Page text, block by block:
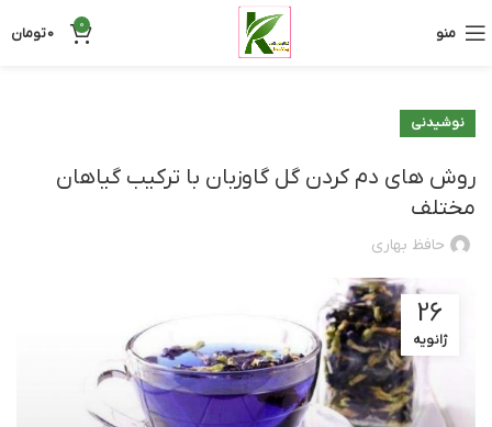
منو 0
0تومان
نوشیدنی‌
روش های دم کردن گل گاوزبان با ترکیب گیاهان
مختلف
حافظ بهاری
26
ژانویه